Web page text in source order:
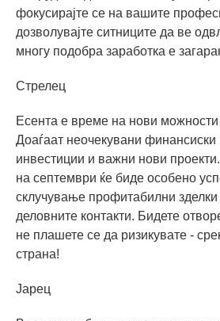
фокусирајте се на вашите
дозволувајте ситниците да ве
многу подобра заработка е
Стрелец
Есента е време на нови можности
Доаѓаат неочекувани
инвестиции и важни нови
на септември ќе биде особено
склучување профитабилни
деловните контакти. Бидете
не плашете се да ризикувате -
страна!
Јарец